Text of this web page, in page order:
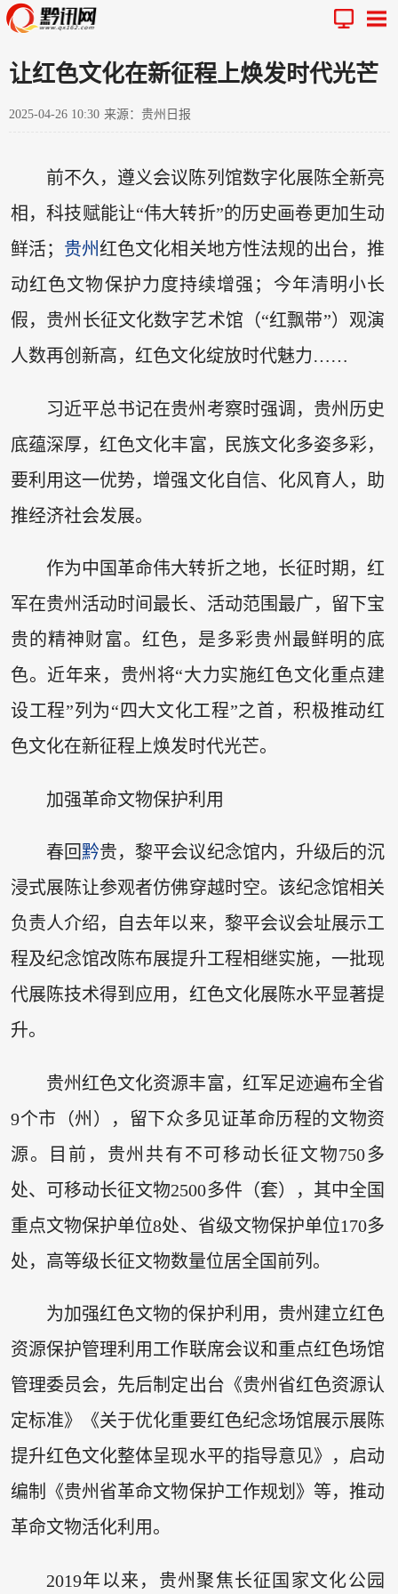
让红色文化在新征程上焕发时代光芒
2025-04-26 10:30 来源：贵州日报
前不久，遵义会议陈列馆数字化展陈全新亮
相，科技赋能让“伟大转折”的历史画卷更加生动
鲜活； 贵州红色文化相关地方性法规的出台，推
动红色文物保护力度持续增强；今年清明小长
假，贵州长征文化数字艺术馆（“红飘带”）观演
人数再创新高，红色文化绽放时代魅力……
习近平总书记在贵州考察时强调，贵州历史
底蕴深厚，红色文化丰富，民族文化多姿多彩，
要利用这一优势，增强文化自信、化风育人，助
推经济社会发展。
作为中国革命伟大转折之地，长征时期，红
军在贵州活动时间最长、活动范围最广，留下宝
贵的精神财富。红色，是多彩贵州最鲜明的底
色。近年来，贵州将“大力实施红色文化重点建
设工程”列为“四大文化工程”之首，积极推动红
色文化在新征程上焕发时代光芒。
加强革命文物保护利用
春回 黔贵，黎平会议纪念馆内，升级后的沉
浸式展陈让参观者仿佛穿越时空。该纪念馆相关
负责人介绍，自去年以来，黎平会议会址展示工
程及纪念馆改陈布展提升工程相继实施，一批现
代展陈技术得到应用，红色文化展陈水平显著提
升。
贵州红色文化资源丰富，红军足迹遍布全省
9个市（州），留下众多见证革命历程的文物资
源。目前，贵州共有不可移动长征文物750多
处、可移动长征文物2500多件（套），其中全国
重点文物保护单位8处、省级文物保护单位170多
处，高等级长征文物数量位居全国前列。
为加强红色文物的保护利用，贵州建立红色
资源保护管理利用工作联席会议和重点红色场馆
管理委员会，先后制定出台《贵州省红色资源认
定标准》《关于优化重要红色纪念场馆展示展陈
提升红色文化整体呈现水平的指导意见》，启动
编制《贵州省革命文物保护工作规划》等，推动
革命文物活化利用。
2019年以来，贵州聚焦长征国家文化公园